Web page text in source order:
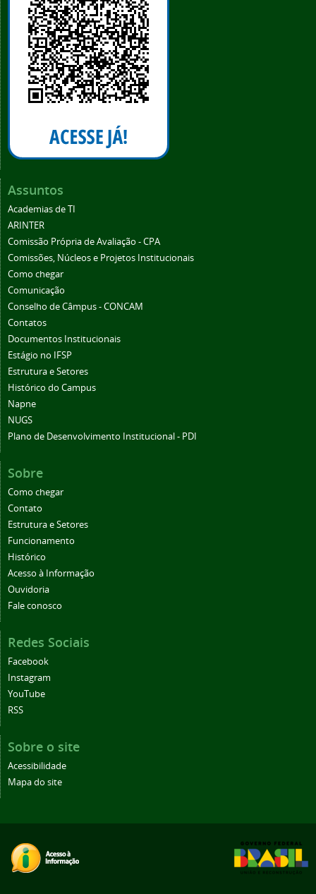
Assuntos
Academias de TI
ARINTER
Comissão Própria de Avaliação - CPA
Comissões, Núcleos e Projetos Institucionais
Como chegar
Comunicação
Conselho de Câmpus - CONCAM
Contatos
Documentos Institucionais
Estágio no IFSP
Estrutura e Setores
Histórico do Campus
Napne
NUGS
Plano de Desenvolvimento Institucional - PDI
Sobre
Como chegar
Contato
Estrutura e Setores
Funcionamento
Histórico
Acesso à Informação
Ouvidoria
Fale conosco
Redes Sociais
Facebook
Instagram
YouTube
RSS
Sobre o site
Acessibilidade
Mapa do site